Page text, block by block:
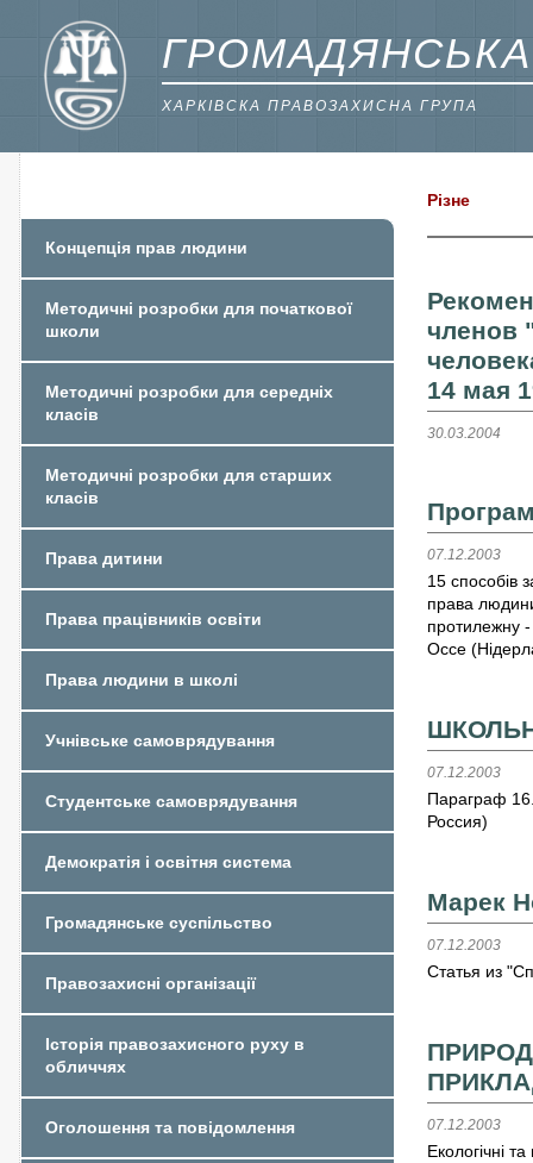
ГРОМАДЯНСЬКА
ХАРКІВСКА ПРАВОЗАХИСНА ГРУПА
Різне
членов
14 мая
30.03.2004
07.12.2003
15 способів
права
протилежну
Оссе
07.12.2003
Параграф
Россия)
Марек
07.12.2003
Статья из
07.12.2003
Екологічні
Концепція прав людини
Методичні розробки для початкової
школи
Методичні розробки для середніх
класів
Методичні розробки для старших
класів
Права дитини
Права працівників освіти
Права людини в школі
Учнівське самоврядування
Студентське самоврядування
Демократія і освітня система
Громадянське суспільство
Правозахисні організації
Історія правозахисного руху в
обличчях
Оголошення та повідомлення